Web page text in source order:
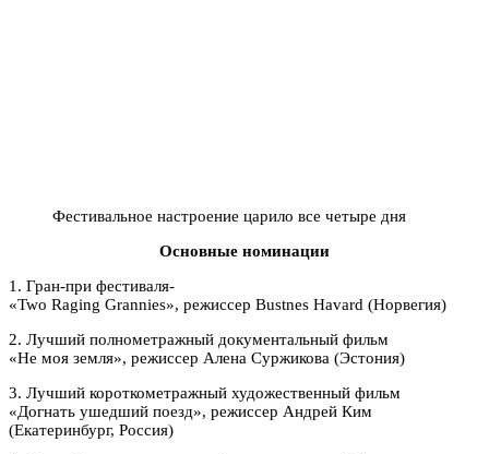
Фестивальное настроение царило все четыре дня
Основные номинации
1. Гран-при фестиваля-
«Two Raging Grannies», режиссер Bustnes Havard (Норвегия)
2. Лучший полнометражный документальный фильм
«Не моя земля», режиссер Алена Суржикова (Эстония)
3. Лучший короткометражный художественный фильм
«Догнать ушедший поезд», режиссер Андрей Ким
(Екатеринбург, Россия)